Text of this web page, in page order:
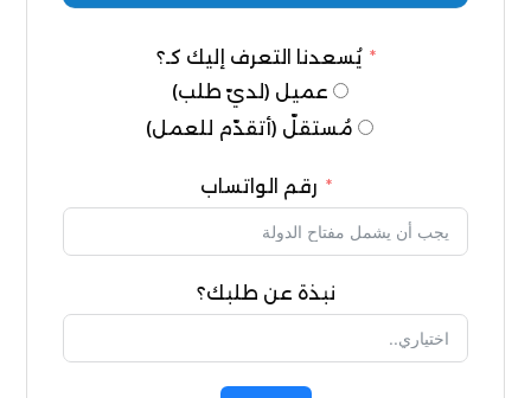
يُسعدنا التعرف إليك كـ؟
عميل (لديّ طلب)
مُستقلّ (أتقدّم للعمل)
رقم الواتساب
نبذة عن طلبك؟